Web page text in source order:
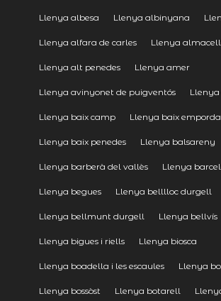
Llenya albesa Llenya albinyana
Llenya alfara de carles Llenya
Llenya alt penedes Llenya amer
Llenya avinyonet de puigventós Llenya
Llenya baix camp Llenya baix emporda
Llenya baix penedes Llenya balsareny
Llenya barberà del vallès Llenya
Llenya begues Llenya belllloc durgell
Llenya bellmunt durgell Llenya bellvís
Llenya bigues i riells Llenya biosca
Llenya boadella i les escaules Llenya
Llenya bossòst Llenya botarell